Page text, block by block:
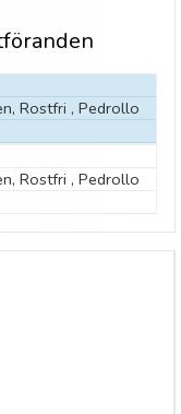
Rostfri , Pedrollo
Rostfri , Pedrollo